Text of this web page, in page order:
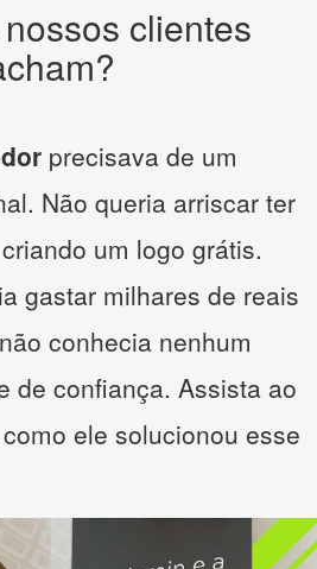
clientes
precisava de um
Não queria arriscar ter
um logo grátis.
gastar milhares de reais
conhecia nenhum
de confiança. Assista ao
ele solucionou esse